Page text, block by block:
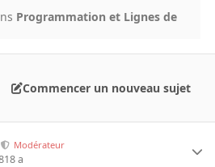
Programmation et Lignes de
Commencer un nouveau sujet
Modérateur
18 a